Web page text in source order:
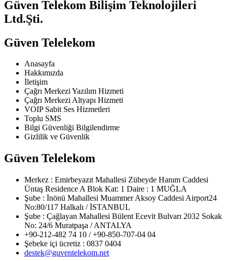
Güven Telekom Bilişim Teknolojileri
Ltd.Şti.
Güven Telelekom
Anasayfa
Hakkımızda
İletişim
Çağrı Merkezi Yazılım Hizmeti
Çağrı Merkezi Altyapı Hizmeti
VOIP Sabit Ses Hizmetleri
Toplu SMS
Bilgi Güvenliği Bilgilendirme
Gizlilik ve Güvenlik
Güven Telelekom
Merkez : Emirbeyazıt Mahallesi Zübeyde Hanım Caddesi
Üntaş Residence A Blok Kat: 1 Daire : 1 MUĞLA
Şube : İnönü Mahallesi Muammer Aksoy Caddesi Airport24
No:80/117 Halkalı / İSTANBUL
Şube : Çağlayan Mahallesi Bülent Ecevit Bulvarı 2032 Sokak
No: 24/6 Muratpaşa / ANTALYA
+90-212-482 74 10 / +90-850-707-04 04
Şebeke içi ücretiz : 0837 0404
destek@guventelekom.net